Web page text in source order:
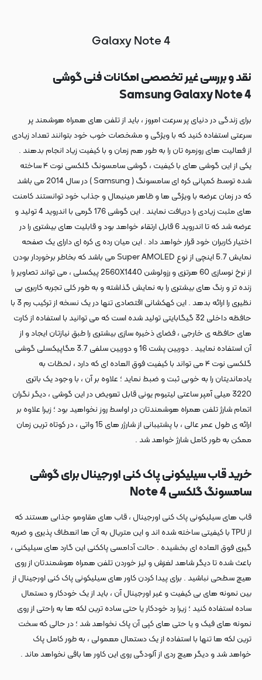
Galaxy Note 4
نقد و بررسی غیر تخصصی امکانات فنی گوشی
Samsung Galaxy Note 4
برای زندگی در دنیای پر سرعت امروز ، باید از تلفن های همراه هوشمند پر
سرعتی استفاده کنید که با ویژگی و مشخصات خوب خود بتوانند تعداد زیادی
از فعالیت های روزمره تان را به طور هم زمان و با کیفیت زیاد انجام بدهند .
یکی از این گوشی های با کیفیت ، گوشی سامسونگ گلکسی نوت ۴ ساخته
شده توسط کمپانی کره ای سامسونگ ( Samsung ) در سال 2014 می باشد
که در زمان عرضه با ویژگی ها و ظاهر مینیمال و جذاب خود توانستند کامنت
های مثبت زیادی را دریافت نمایند . این گوشی 176 گرمی با اندروید 4 تولید و
عرضه شد که تا اندروید 6 قابل ارتقاء خواهد بود و قابلیت های بیشتری را در
اختیار کاربران خود قرار خواهد داد . این میان رده ی کره ای دارای یک صفحه
نمایش 5.7 اینچی از نوع Super AMOLED می باشد که بخاطر برخوردار بودن
از نرخ نوسازی 60 هرتزی و رزولوشن 2560X1440 پیکسلی ، می تواند تصاویر را
زنده تر و رنگ های بیشتری را به نمایش گذاشته و به طور کلی تجربه کاربری بی
نظیری را ارائه بدهد . این کهکشانی اقتصادی تنها در یک نسخه از ترکیب رم 3 با
حافظه داخلی 32 گیگابایتی تولید شده است که می توانید با استفاده از کارت
های حافظه ی خارجی ، فضای ذخیره سازی بیشتری را طبق نیازتان ایجاد و از
آن استفاده نمایید . دوربین پشت 16 و دوربین سلفی 3.7 مگاپیکسلی گوشی
گلکسی نوت ۴ می تواند با کیفیت فوق العاده ای که دارد ، لحظات به
یادماندیتان را به خوبی ثبت و ضبط نماید ؛ علاوه بر آن ، با وجود یک باتری
3220 میلی آمپر ساعتی لیتیوم یونی قابل تعویض در این گوشی ، دیگر نگران
اتمام شارژ تلفن همراه هوشمندتان در اواسط روز نخواهید بود ؛ زیرا علاوه بر
ارائه ی طول عمر عالی ، با پشتیبانی از شارژر های 15 واتی ، در کوتاه ترین زمان
ممکن به طور کامل شارژ خواهد شد .
خرید قاب سیلیکونی پاک کنی اورجینال برای گوشی
سامسونگ گلکسی Note 4
قاب های سیلیکونی پاک کنی اورجینال ، قاب های مقاومو جذابی هستند که
از TPU با کیفیتی ساخته شده اند و این متریال به آن ها انعطاف پذیری و ضربه
گیری فوق العاده ای بخشیده . حالت آدامسی پاککنی این گارد های سیلیکنی ،
باعث شده تا دیگر شاهد لغزش و لیز خوردن تلفن همراه هوشمندتان از روی
هیچ سطحی نباشید . برای پیدا کردن کاور های سیلیکونی پاک کنی اورجینال از
بین نمونه های بی کیفیت و غیر اورجینال آن ، باید از یک خودکار و دستمال
ساده استفاده کنید ؛ زیرا رد خودکار یا حتی ساده ترین لکه ها به راحتی از روی
نمونه های فیک و یا حتی های کپی آن پاک نخواهد شد ؛ در حالی که سخت
ترین لکه ها تنها با استفاده از یک دستمال معمولی ، به طور کامل پاک
خواهد شد و دیگر هیچ ردی از آلودگی روی این کاور ها باقی نخواهد ماند .